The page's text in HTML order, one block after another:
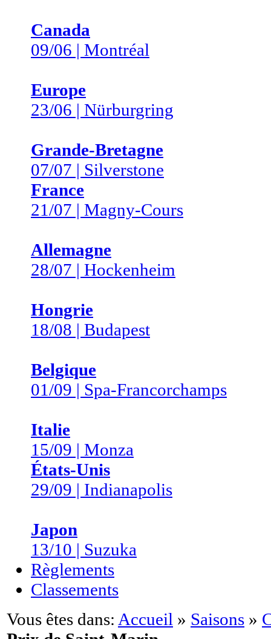
Canada
09/06 | Montréal
Europe
23/06 | Nürburgring
Grande-Bretagne
07/07 | Silverstone
France
21/07 | Magny-Cours
Allemagne
28/07 | Hockenheim
Hongrie
18/08 | Budapest
Belgique
01/09 | Spa-Francorchamps
Italie
15/09 | Monza
États-Unis
29/09 | Indianapolis
Japon
13/10 | Suzuka
Règlements
Classements
Vous êtes dans: Accueil » Saisons »